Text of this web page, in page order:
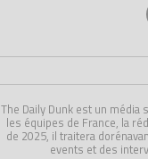
The Daily Dunk est un média
les équipes de France, la
de 2025, il traitera
events et des